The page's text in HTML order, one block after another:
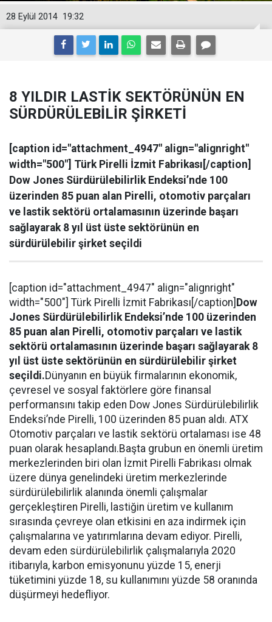
19:32
28 Eylül 2014
8 YILDIR LASTİK SEKTÖRÜNÜN EN
SÜRDÜRÜLEBİLİR ŞİRKETİ
[caption id="attachment_4947" align="alignright"
width="500"] Türk Pirelli İzmit Fabrikası[/caption]
Dow Jones Sürdürülebilirlik Endeksi’nde 100
üzerinden 85 puan alan Pirelli, otomotiv parçaları
ve lastik sektörü ortalamasının üzerinde başarı
sağlayarak 8 yıl üst üste sektörünün en
sürdürülebilir şirket seçildi
[caption id="attachment_4947" align="alignright"
width="500"] Türk Pirelli İzmit Fabrikası[/caption] Dow
Jones Sürdürülebilirlik Endeksi’nde 100 üzerinden
85 puan alan Pirelli, otomotiv parçaları ve lastik
sektörü ortalamasının üzerinde başarı sağlayarak 8
yıl üst üste sektörünün en sürdürülebilir şirket
seçildi.Dünyanın en büyük firmalarının ekonomik,
çevresel ve sosyal faktörlere göre finansal
performansını takip eden Dow Jones Sürdürülebilirlik
Endeksi’nde Pirelli, 100 üzerinden 85 puan aldı. ATX
Otomotiv parçaları ve lastik sektörü ortalaması ise 48
puan olarak hesaplandı.Başta grubun en önemli üretim
merkezlerinden biri olan İzmit Pirelli Fabrikası olmak
üzere dünya genelindeki üretim merkezlerinde
sürdürülebilirlik alanında önemli çalışmalar
gerçekleştiren Pirelli, lastiğin üretim ve kullanım
sırasında çevreye olan etkisini en aza indirmek için
çalışmalarına ve yatırımlarına devam ediyor. Pirelli,
devam eden sürdürülebilirlik çalışmalarıyla 2020
itibarıyla, karbon emisyonunu yüzde 15, enerji
tüketimini yüzde 18, su kullanımını yüzde 58 oranında
düşürmeyi hedefliyor.